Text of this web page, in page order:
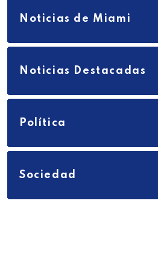
Noticias de Miami
Noticias Destacadas
Política
Sociedad